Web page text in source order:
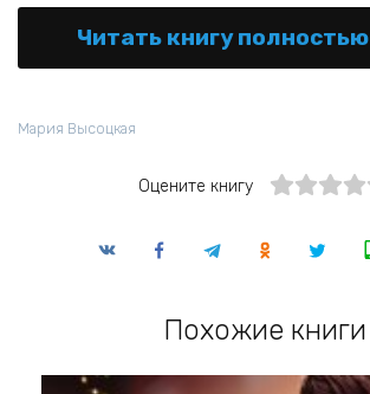
Читать книгу полностью
Мария Высоцкая
Оцените книгу
Похожие книги